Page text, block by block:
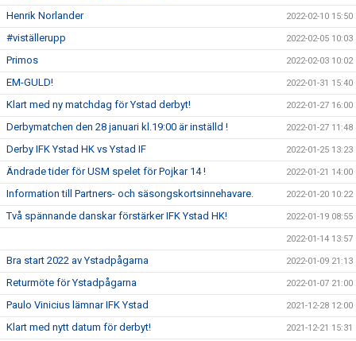
Henrik Norlander 2022-02-10 15:50
#viställerupp 2022-02-05 10:03
Primos 2022-02-03 10:02
EM-GULD! 2022-01-31 15:40
Klart med ny matchdag för Ystad derbyt! 2022-01-27 16:00
Derbymatchen den 28 januari kl.19:00 är inställd ! 2022-01-27 11:48
Derby IFK Ystad HK vs Ystad IF 2022-01-25 13:23
Ändrade tider för USM spelet för Pojkar 14 ! 2022-01-21 14:00
Information till Partners- och säsongskortsinnehavare. 2022-01-20 10:22
Två spännande danskar förstärker IFK Ystad HK! 2022-01-19 08:55
2022-01-14 13:57
Bra start 2022 av Ystadpågarna 2022-01-09 21:13
Returmöte för Ystadpågarna 2022-01-07 21:00
Paulo Vinicius lämnar IFK Ystad 2021-12-28 12:00
Klart med nytt datum för derbyt! 2021-12-21 15:31